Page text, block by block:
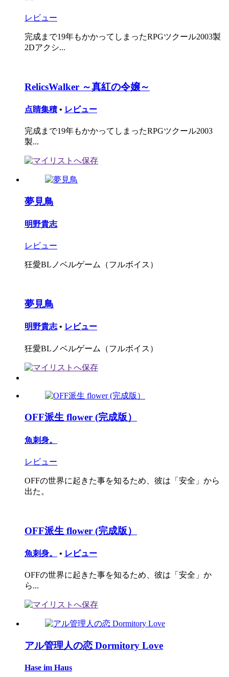
レビュー
完成まで19年もかかってしまったRPGツクール2003製
2Dアクシ...
RelicsWalker ～真紅の令嬢～
点睛集積 • レビュー
完成まで19年もかかってしまったRPGツクール2003
製...
夢見鳥
明野貴志
レビュー
狂愛BLノベルゲーム（フルボイス）
夢見鳥
明野貴志 • レビュー
狂愛BLノベルゲーム（フルボイス）
OFF派生 flower (完成版）
魚刺身。
レビュー
OFFの世界に起きた事を知るため、彼は「安全」から
出た。
OFF派生 flower (完成版）
魚刺身。 • レビュー
OFFの世界に起きた事を知るため、彼は「安全」か
ら...
アル管理人の恋 Dormitory Love
Hase im Haus